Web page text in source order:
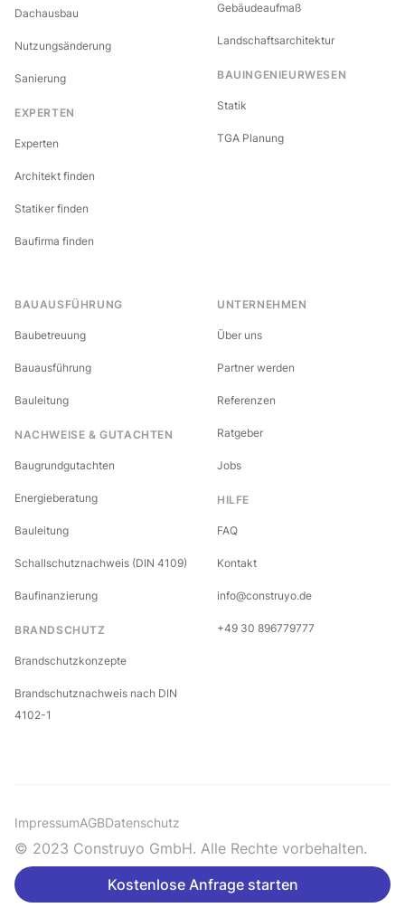
Kostenlose Anfrage starten
Dachausbau
Nutzungsänderung
Sanierung
EXPERTEN
Experten
Architekt finden
Statiker finden
Baufirma finden
Gebäudeaufmaß
Landschaftsarchitektur
BAUINGENIEURWESEN
Statik
TGA Planung
BAUAUSFÜHRUNG
Baubetreuung
Bauausführung
Bauleitung
NACHWEISE & GUTACHTEN
Baugrundgutachten
Energieberatung
Bauleitung
Schallschutznachweis (DIN 4109)
Baufinanzierung
BRANDSCHUTZ
Brandschutzkonzepte
Brandschutznachweis nach DIN
4102-1
UNTERNEHMEN
Über uns
Partner werden
Referenzen
Ratgeber
Jobs
HILFE
FAQ
Kontakt
info@construyo.de
+49 30 896779777
ImpressumAGBDatenschutz
© 2023 Construyo GmbH. Alle Rechte vorbehalten.